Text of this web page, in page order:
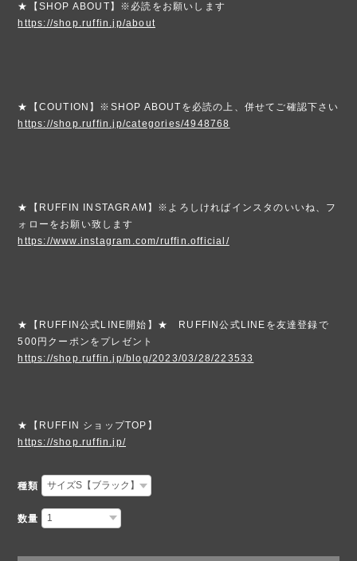
★【SHOP ABOUT】※必読をお願いします
https://shop.ruffin.jp/about
★【COUTION】※SHOP ABOUTを必読の上、併せてご確認下さい
https://shop.ruffin.jp/categories/4948768
★【RUFFIN INSTAGRAM】※よろしければインスタのいいね、フ
ォローをお願い致します
https://www.instagram.com/ruffin.official/
★【RUFFIN公式LINE開始】★ RUFFIN公式LINEを友達登録で
500円クーポンをプレゼント
https://shop.ruffin.jp/blog/2023/03/28/223533
★【RUFFIN ショップTOP】
https://shop.ruffin.jp/
種類
数量